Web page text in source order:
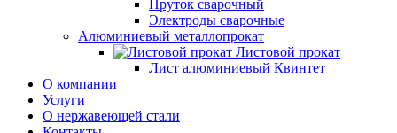
Пруток сварочный
Электроды сварочные
Алюминиевый металлопрокат
Листовой прокат
Лист алюминиевый Квинтет
О компании
Услуги
О нержавеющей стали